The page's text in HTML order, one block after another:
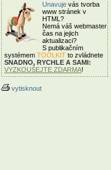
Unavuje vás tvorba
www stránek v
HTML?
Nemá váš webmaster
čas na jejich
aktualizaci?
S publikačním
systémem TOOLKIT to zvládnete
SNADNO, RYCHLE A SAMI:
VYZKOUŠEJTE ZDARMA!
vytisknout